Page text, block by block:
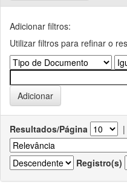
Adicionar filtros:
Utilizar filtros para refinar o
Resultados/Página |
Registro(s)